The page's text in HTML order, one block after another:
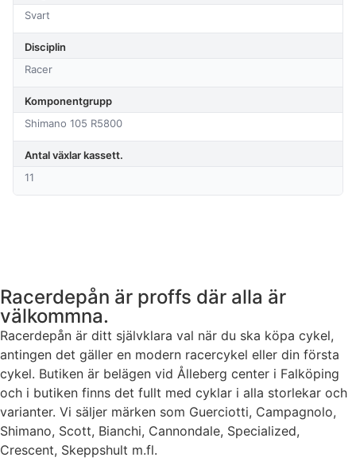
Svart
Disciplin
Racer
Komponentgrupp
Shimano 105 R5800
Antal växlar kassett.
11
Racerdepån är proffs där alla är
välkommna.
Racerdepån är ditt självklara val när du ska köpa cykel,
antingen det gäller en modern racercykel eller din första
cykel. Butiken är belägen vid Ålleberg center i Falköping
och i butiken finns det fullt med cyklar i alla storlekar och
varianter. Vi säljer märken som Guerciotti, Campagnolo,
Shimano, Scott, Bianchi, Cannondale, Specialized,
Crescent, Skeppshult m.fl.